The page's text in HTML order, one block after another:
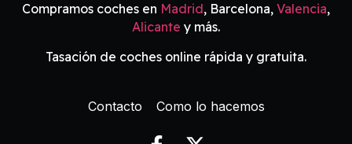
Compramos coches en Madrid, Barcelona, Valencia,
Alicante y más.
Tasación de coches online rápida y gratuita.
Contacto Como lo hacemos